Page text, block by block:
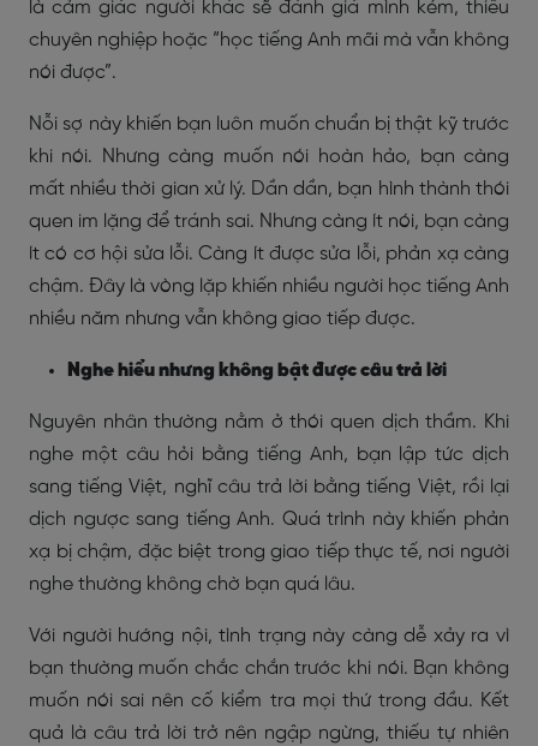
là cảm giác người khác sẽ đánh giá mình kém, thiếu
chuyên nghiệp hoặc “học tiếng Anh mãi mà vẫn không
nói được”.
Nỗi sợ này khiến bạn luôn muốn chuẩn bị thật kỹ trước
khi nói. Nhưng càng muốn nói hoàn hảo, bạn càng
mất nhiều thời gian xử lý. Dần dần, bạn hình thành thói
quen im lặng để tránh sai. Nhưng càng ít nói, bạn càng
ít có cơ hội sửa lỗi. Càng ít được sửa lỗi, phản xạ càng
chậm. Đây là vòng lặp khiến nhiều người học tiếng Anh
nhiều năm nhưng vẫn không giao tiếp được.
Nghe hiểu nhưng không bật được câu trả lời
Nguyên nhân thường nằm ở thói quen dịch thầm. Khi
nghe một câu hỏi bằng tiếng Anh, bạn lập tức dịch
sang tiếng Việt, nghĩ câu trả lời bằng tiếng Việt, rồi lại
dịch ngược sang tiếng Anh. Quá trình này khiến phản
xạ bị chậm, đặc biệt trong giao tiếp thực tế, nơi người
nghe thường không chờ bạn quá lâu.
Với người hướng nội, tình trạng này càng dễ xảy ra vì
bạn thường muốn chắc chắn trước khi nói. Bạn không
muốn nói sai nên cố kiểm tra mọi thứ trong đầu. Kết
quả là câu trả lời trở nên ngập ngừng, thiếu tự nhiên